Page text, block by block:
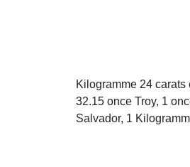
Kilogramme 24
32.15 once Troy, 1
Salvador, 1